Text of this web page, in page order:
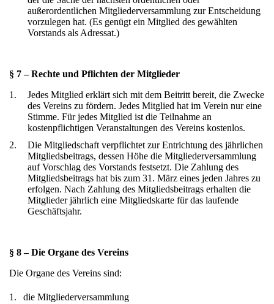
außerordentlichen Mitgliederversammlung zur Entscheidung
vorzulegen hat. (Es genügt ein Mitglied des gewählten
Vorstands als Adressat.)
§ 7 – Rechte und Pflichten der Mitglieder
1.
Jedes Mitglied erklärt sich mit dem Beitritt bereit, die Zwecke
des Vereins zu fördern. Jedes Mitglied hat im Verein nur eine
Stimme. Für jedes Mitglied ist die Teilnahme an
kostenpflichtigen Veranstaltungen des Vereins kostenlos.
2.
Die Mitgliedschaft verpflichtet zur Entrichtung des jährlichen
Mitgliedsbeitrags, dessen Höhe die Mitgliederversammlung
auf Vorschlag des Vorstands festsetzt. Die Zahlung des
Mitgliedsbeitrags hat bis zum 31. März eines jeden Jahres zu
erfolgen. Nach Zahlung des Mitgliedsbeitrags erhalten die
Mitglieder jährlich eine Mitgliedskarte für das laufende
Geschäftsjahr.
§ 8 – Die Organe des Vereins
Die Organe des Vereins sind:
1.
die Mitgliederversammlung